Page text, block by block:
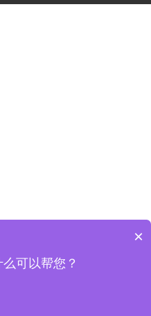
×
可以帮您？